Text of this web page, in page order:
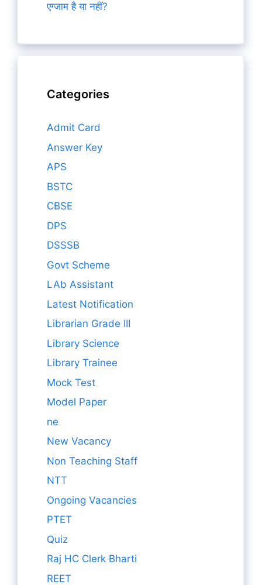
एग्जाम है या नहीं?
Categories
Admit Card
Answer Key
APS
BSTC
CBSE
DPS
DSSSB
Govt Scheme
LAb Assistant
Latest Notification
Librarian Grade III
Library Science
Library Trainee
Mock Test
Model Paper
ne
New Vacancy
Non Teaching Staff
NTT
Ongoing Vacancies
PTET
Quiz
Raj HC Clerk Bharti
REET